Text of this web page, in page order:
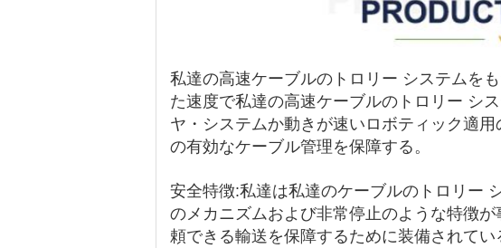
私達の高速ケーブルのトロリー システムを
た速度で私達の高速ケーブルのトロリー シ
ヤ・システムか動きが速いロボティック適
の有効なケーブル管理を保障する。
安全特徴:私達は私達のケーブルのトロリー
のメカニズムおよび非常停止のような特徴
頼できる輸送を保障するために装備されてい